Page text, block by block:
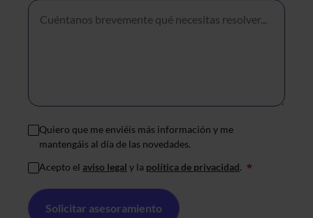
Quiero que me enviéis más información y me
mantengáis al día de las novedades.
Acepto el aviso legal y la política de privacidad. *